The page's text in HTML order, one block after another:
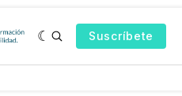
Suscríbete